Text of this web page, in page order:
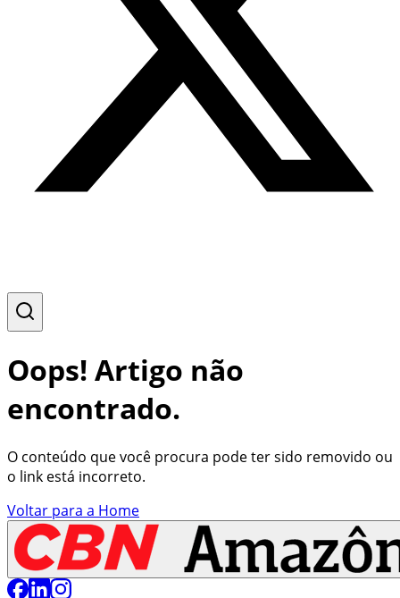
Oops! Artigo não
encontrado.
O conteúdo que você procura pode ter sido removido ou
o link está incorreto.
Voltar para a Home